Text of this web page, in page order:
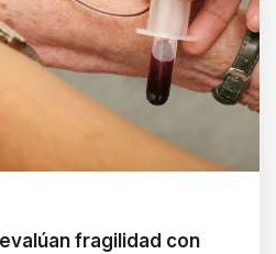
fragilidad con